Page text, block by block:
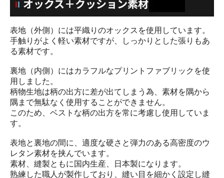
表地（外側）には平織りのオックスを使用しています。
手触りがよく軽い素材ですが、しっかりとした張りもあ
る素材です。
裏地（内側）にはカラフルなプリントファブリックを使
用しました。
柄物生地は柄の出方に差が出てしまう為、素材を隅から
隅まで無駄なく使用することができません。
このため、ベストな柄の出方を常に考慮し使用していま
す。
表地と裏地の間に、適度な硬さと弾力のある高密度のウ
レタン素材を挟んでいます。
素材、縫製ともに国内生産、日本製になります。
熟練した職人が製作しており、縫い目を細かく設定し縫